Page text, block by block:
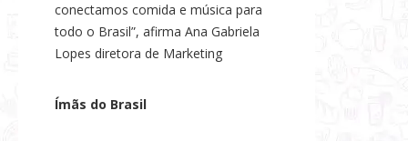
conectamos comida e música para
todo o Brasil”, afirma Ana Gabriela
Lopes diretora de Marketing
Ímãs do Brasil